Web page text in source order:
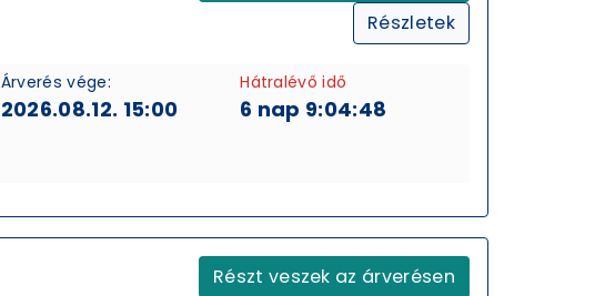
Részletek
Árverés vége:
2026.08.12. 15:00
Hátralévő idő
6 nap 9:04:48
Részt veszek az árverésen